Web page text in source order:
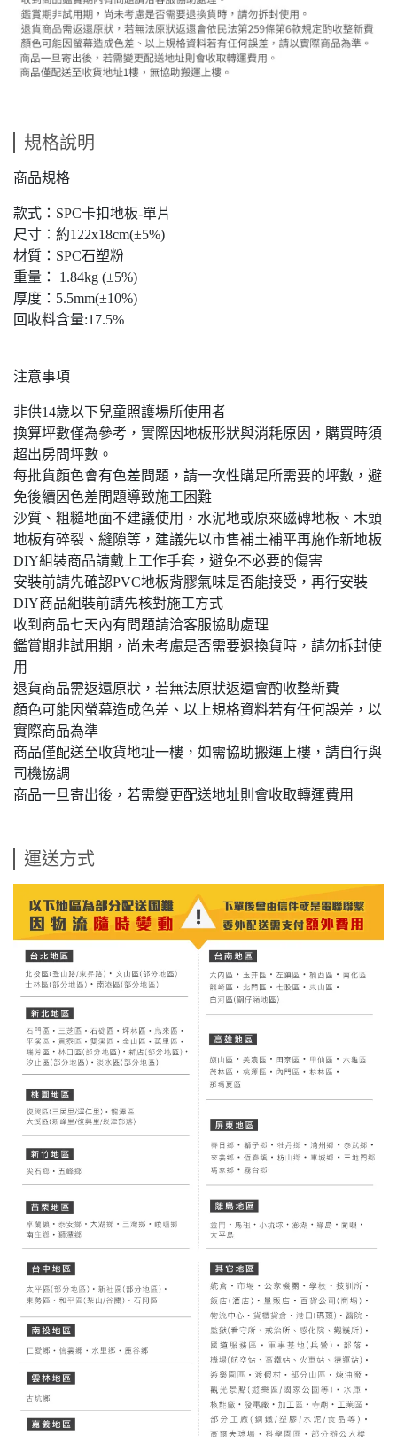
規格說明
商品規格
款式：SPC卡扣地板-單片
尺寸：約122x18cm(±5%)
材質：SPC石塑粉
重量： 1.84kg (±5%)
厚度：5.5mm(±10%)
回收料含量:17.5%
注意事項
非供14歲以下兒童照護場所使用者
換算坪數僅為參考，實際因地板形狀與消耗原因，購買時須
超出房間坪數。
每批貨顏色會有色差問題，請一次性購足所需要的坪數，避
免後續因色差問題導致施工困難
沙質、粗糙地面不建議使用，水泥地或原來磁磚地板、木頭
地板有碎裂、縫隙等，建議先以市售補土補平再施作新地板
DIY組裝商品請戴上工作手套，避免不必要的傷害
安裝前請先確認PVC地板背膠氣味是否能接受，再行安裝
DIY商品組裝前請先核對施工方式
收到商品七天內有問題請洽客服協助處理
鑑賞期非試用期，尚未考慮是否需要退換貨時，請勿拆封使
用
退貨商品需返還原狀，若無法原狀返還會酌收整新費
顏色可能因螢幕造成色差、以上規格資料若有任何誤差，以
實際商品為準
商品僅配送至收貨地址一樓，如需協助搬運上樓，請自行與
司機協調
商品一旦寄出後，若需變更配送地址則會收取轉運費用
運送方式